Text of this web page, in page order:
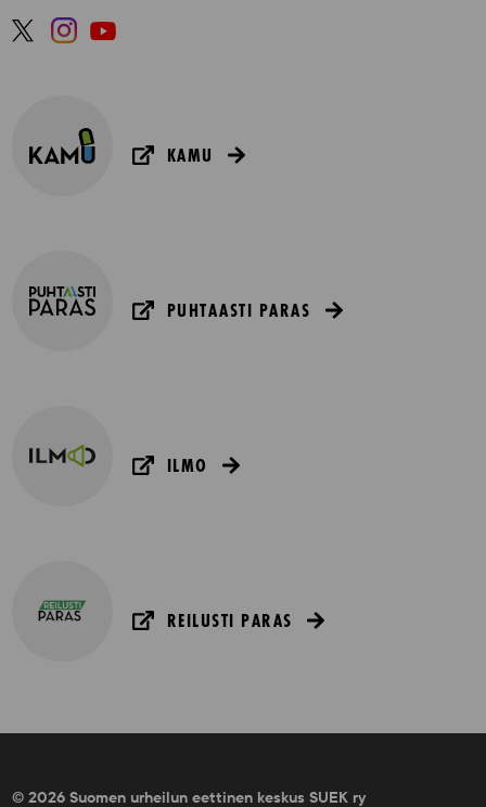
KAMU
PUHTAASTI PARAS
ILMO
REILUSTI PARAS
© 2026 Suomen urheilun eettinen keskus SUEK ry